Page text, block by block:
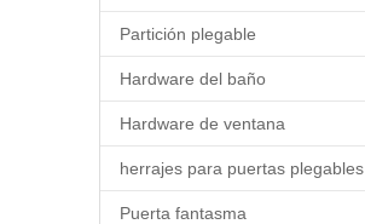
Partición plegable
Hardware del baño
Hardware de ventana
herrajes para puertas plegables
Puerta fantasma